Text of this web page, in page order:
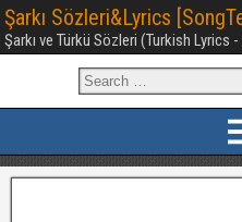
Şarkı Sözleri&Lyrics
Şarkı ve Türkü Sözleri (Turkish